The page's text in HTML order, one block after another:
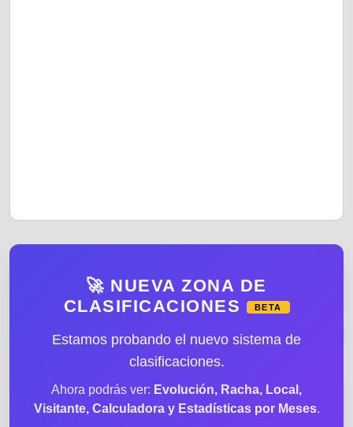
🚀 NUEVA ZONA DE
CLASIFICACIONES
BETA
Estamos probando el nuevo sistema de
clasificaciones.
Ahora podrás ver: Evolución, Racha, Local,
Visitante, Calculadora y Estadísticas por Meses.